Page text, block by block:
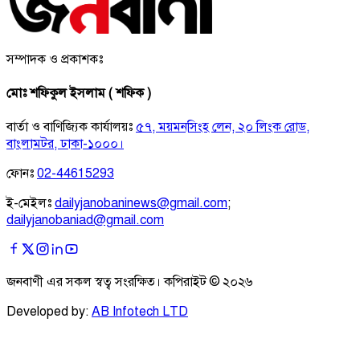
সম্পাদক ও প্রকাশকঃ
মোঃ শফিকুল ইসলাম ( শফিক )
বার্তা ও বাণিজ্যিক কার্যালয়ঃ ৫৭, ময়মনসিংহ লেন, ২০ লিংক রোড,
বাংলামটর, ঢাকা-১০০০।
ফোনঃ 02-44615293
ই-মেইলঃ dailyjanobaninews@gmail.com;
dailyjanobaniad@gmail.com
জনবাণী এর সকল স্বত্ব সংরক্ষিত। কপিরাইট © ২০২৬
Developed by: AB Infotech LTD